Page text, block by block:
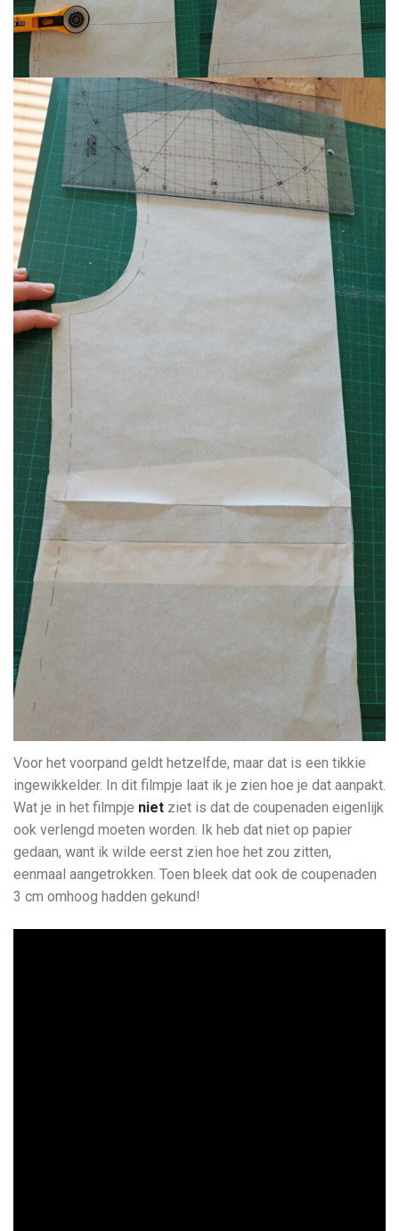
Voor het voorpand geldt hetzelfde, maar dat is een tikkie
ingewikkelder. In dit filmpje laat ik je zien hoe je dat aanpakt.
Wat je in het filmpje niet ziet is dat de coupenaden eigenlijk
ook verlengd moeten worden. Ik heb dat niet op papier
gedaan, want ik wilde eerst zien hoe het zou zitten,
eenmaal aangetrokken. Toen bleek dat ook de coupenaden
3 cm omhoog hadden gekund!